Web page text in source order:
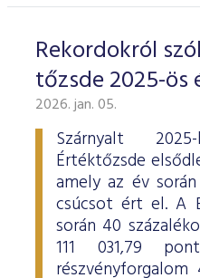
Rekordokról
tőzsde 2025-ös
2026. jan. 05.
Szárnyalt
Értéktőzsde
amely az év
csúcsot ért el. A
során 40
111 031,79